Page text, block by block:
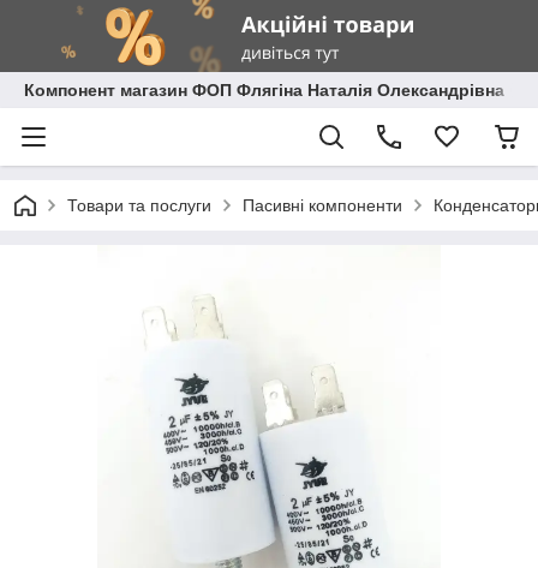
Компонент магазин ФОП Флягіна Наталія Олександрівна
Товари та послуги Пасивні компоненти